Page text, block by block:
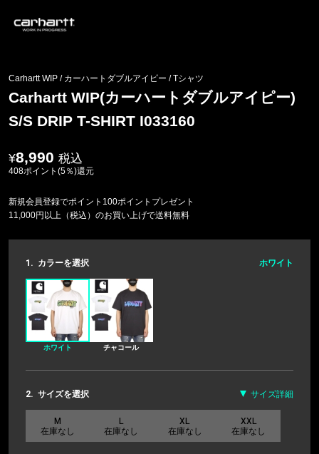
Carhartt WIP / カーハートダブルアイピー /Tシャツ
Carhartt WIP(カーハートダブルアイピー)
S/S DRIP T-SHIRT I033160
8,990 税込
408ポイント(5％)還元
新規会員登録でポイント100ポイントプレゼント
11,000円以上（税込）のお買い上げで送料無料
1. カラーを選択 ホワイト
ホワイト チャコール
2. サイズを選択 サイズ詳細
M
在庫なし
L
在庫なし
XL
在庫なし
XXL
在庫なし